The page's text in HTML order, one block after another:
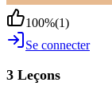
100%(1)
Se connecter
3 Leçons